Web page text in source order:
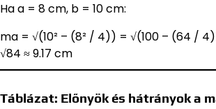
Ha a = 8 cm, b = 10 cm:
ma = √(10² – (8² / 4)) = √(100 – (64 /
√84 ≈ 9.17 cm
Táblázat: Előnyök és hátrányok a